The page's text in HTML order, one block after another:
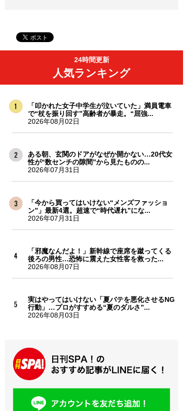
24時間更新
人気ランキング
「叩かれた女子中学生が泣いていた」満員電車
で“杖を振り回す”高齢者が暴走。“屈強...
2026年08月02日
ある朝、玄関のドアがなぜか開かない…20代女
性が“数センチの隙間”から見たものの...
2026年07月31日
「今から買ってはいけない“メンズファッショ
ン”」最新4選。超速で“時代遅れ”にな...
2026年07月31日
「邪魔なんだよ！」新幹線で座席を蹴ってくる
後ろの男性…恐怖に震えた女性客を救った...
2026年08月07日
実はやってはいけない「夏バテを悪化させるNG
行動」…プロがすすめる“夏のダルさ”...
2026年08月03日